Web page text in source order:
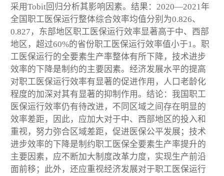
采用Tobit回归分析其影响因素。结果：2020—2021年
全国职工医保运行整体综合效率均值分别为0.826、
0.827，东部地区职工医保运行效率显著高于中、西部
地区，超过60%的省份职工医保运行效率值小于1。职
工医保运行的全要素生产率整体有所下降，技术进步
效率的下降是制约的主要因素。经济发展水平的提高
对职工医保运行效率有显著的促进作用，人口老龄化
程度的加深对其有显著的抑制作用。结论：我国职工
医保运行效率仍有待改进，不同区域之间存在明显的
效率差距，因此，应加大对于中、西部地区的投入和
重视，努力弥合区域差距，促进医保公平发展；技术
进步效率的下降是制约职工医保全要素生产率提升的
主要因素，应不断加大制度改革力度，实现生产前沿
面前移；此外，还应重视经济发展对于职工医保运行